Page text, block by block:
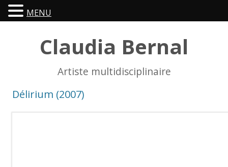
Claudia Bernal
Artiste multidisciplinaire
Délirium (2007)
MENU